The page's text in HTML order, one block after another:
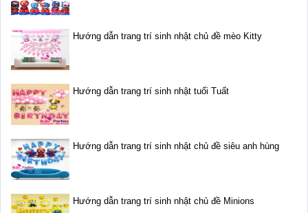
Hướng dẫn trang trí sinh nhật chủ đề mèo Kitty
Hướng dẫn trang trí sinh nhật tuổi Tuất
Hướng dẫn trang trí sinh nhật chủ đề siêu anh hùng
Hướng dẫn trang trí sinh nhật chủ đề Minions